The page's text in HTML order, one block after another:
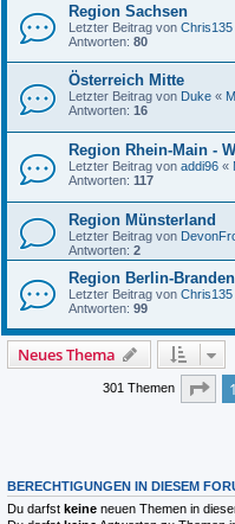
Region Sachsen
Letzter Beitrag von Chris135
Antworten: 80
Österreich Mitte
Letzter Beitrag von Duke «
Antworten: 16
Region Rhein-Main -
Letzter Beitrag von addi96 «
Antworten: 117
Region Münsterland
Letzter Beitrag von
Antworten: 2
Region Berlin-
Letzter Beitrag von Chris135
Antworten: 99
Neues Thema
301 Themen 1
BERECHTIGUNGEN IN DIESEM
Du darfst keine neuen Themen in